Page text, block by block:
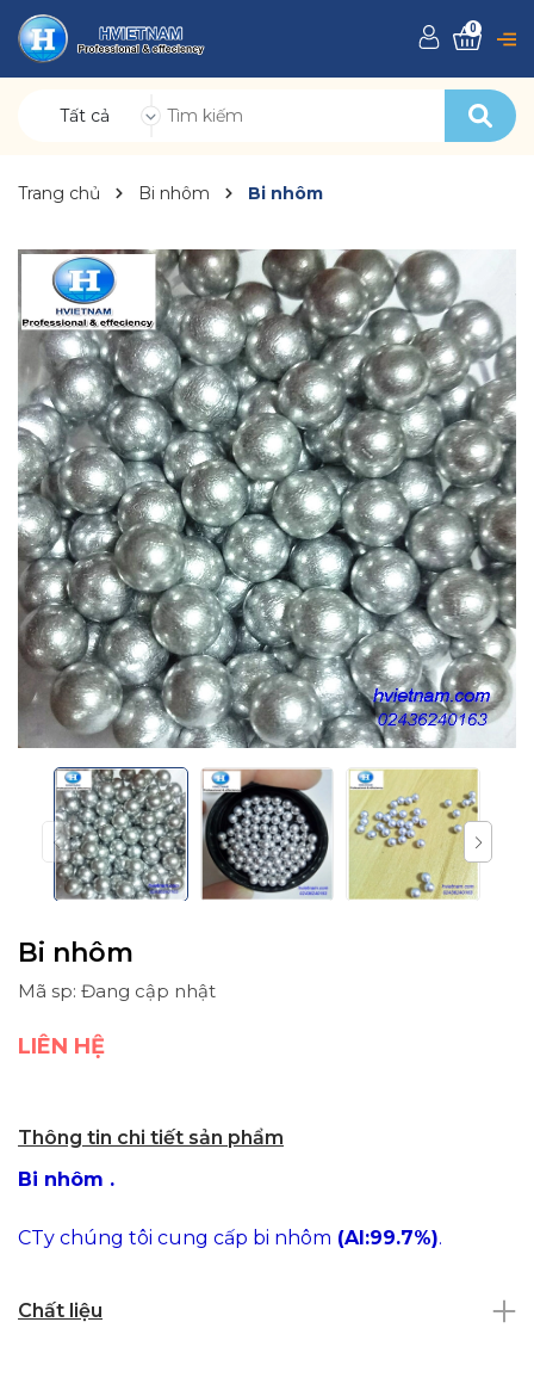
Tất cả
0
Trang chủ Bi nhôm Bi nhôm
Bi nhôm
Mã sp: Đang cập nhật
LIÊN HỆ
Thông tin chi tiết sản phẩm
Bi nhôm .
CTy chúng tôi cung cấp bi nhôm (Al:99.7%).
Chất liệu